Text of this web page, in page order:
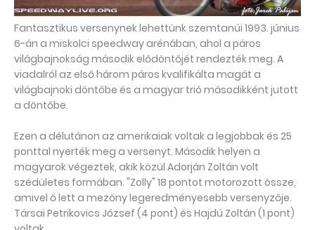
Fantasztikus versenynek lehettünk szemtanúi 1993. június
6-án a miskolci speedway arénában, ahol a páros
világbajnokság második elődöntőjét rendezték meg. A
viadalról az első három páros kvalifikálta magát a
világbajnoki döntőbe és a magyar trió másodikként jutott
a döntőbe.
Ezen a délutánon az amerikaiak voltak a legjobbak és 25
ponttal nyerték meg a versenyt. Második helyen a
magyarok végeztek, akik közül Adorján Zoltán volt
szédületes formában. "Zolly" 18 pontot motorozott össze,
amivel ő lett a mezőny legeredményesebb versenyzője.
Társai Petrikovics József (4 pont) és Hajdú Zoltán (1 pont)